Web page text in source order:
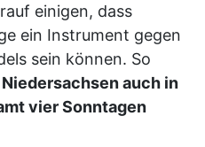
einigen, dass
ein Instrument gegen
sein können. So
auch in
vier Sonntagen